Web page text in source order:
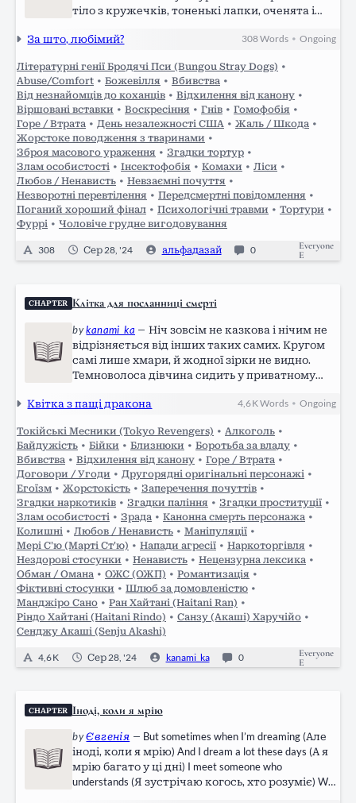
тіло з кружечків, тоненькі лапки, оченята і
нікчемний, яке у нього жалюгідне життя і що
За што, любімий? 308Words •Ongoing
Літературні генії Бродячі Пси (Bungou Stray Dogs) •
Abuse/Comfort • Божевілля • Вбивства •
Від незнайомців до коханців • Відхилення від канону •
Віршовані вставки • Воскресіння • Гнів • Гомофобія •
Горе / Втрата • День незалежності США • Жаль / Шкода •
Жорстоке поводження з тваринами •
Зброя масового ураження • Згадки тортур •
Злам особистості • Інсектофобія • Комахи • Ліси •
Любов / Ненависть • Невзаємні почуття •
Незворотні перевтілення • Передсмертні повідомлення •
Поганий хороший фінал • Психологічні травми • Тортури •
Фуррі • Чоловіче грудне вигодовування
308 Сер 28, '24 альфадазай 0
Everyone
E
CHAPTER Клітка для посланниці смерті
bykanami_ka — Ніч зовсім не казкова і нічим не
відрізняється від інших таких самих. Кругом
самі лише хмари, й жодної зірки не видно.
Темноволоса дівчина сидить у приватному
батько. Єдине, що тішить Харуко, - це тиша.
Квітка з пащі дракона 4,6 KWords •Ongoing
Токійські Месники (Tokyo Revengers) • Алкоголь •
Байдужість • Бійки • Близнюки • Боротьба за владу •
Вбивства • Відхилення від канону • Горе / Втрата •
Договори / Угоди • Другорядні оригінальні персонажі •
Егоїзм • Жорстокість • Заперечення почуттів •
Згадки наркотиків • Згадки паління • Згадки проституції •
Злам особистості • Зрада • Канонна смерть персонажа •
Колишні • Любов / Ненависть • Маніпуляції •
Мері С'ю (Марті Ст'ю) • Напади агресії • Наркоторгівля •
Нездорові стосунки • Ненависть • Нецензурна лексика •
Обман / Омана • ОЖС (ОЖП) • Романтизація •
Фіктивні стосунки • Шлюб за домовленістю •
Манджіро Сано • Ран Хайтані (Haitani Ran) •
Ріндо Хайтані (Haitani Rindo) • Санзу (Акаші) Харучійо •
Сенджу Акаші (Senju Akashi)
4,6 K Сер 28, '24 kanami_ka 0
Everyone
E
CHAPTER Іноді, коли я мрію
byЄвгенія — But sometimes when I’m dreaming (Але
іноді, коли я мрію) And I dream a lot these days (А я
мрію багато у ці дні) I meet someone who
understands (Я зустрічаю когось, хто розуміє) Who